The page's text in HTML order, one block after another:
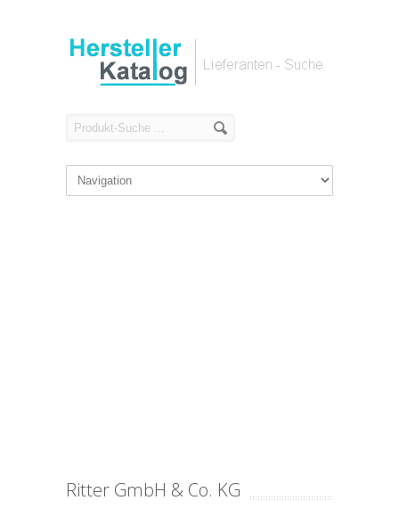
Ritter GmbH & Co. KG